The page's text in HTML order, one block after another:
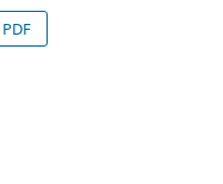
PDF